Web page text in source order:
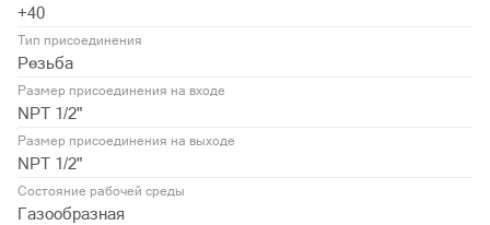
+40
Тип присоединения
Резьба
Размер присоединения на входе
NPT 1/2"
Размер присоединения на выходе
NPT 1/2"
Состояние рабочей среды
Газообразная